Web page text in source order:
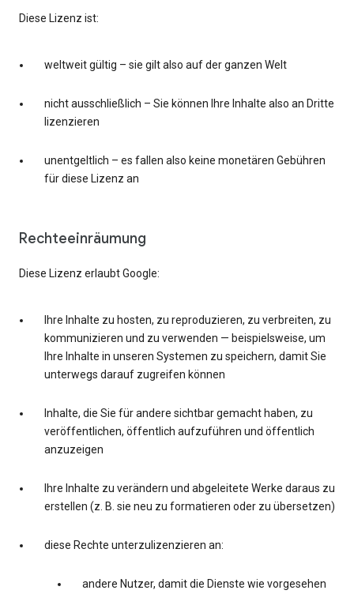
Diese Lizenz ist:
weltweit gültig – sie gilt also auf der ganzen Welt
nicht ausschließlich – Sie können Ihre Inhalte also an Dritte
lizenzieren
unentgeltlich – es fallen also keine monetären Gebühren
für diese Lizenz an
Rechteeinräumung
Diese Lizenz erlaubt Google:
Ihre Inhalte zu hosten, zu reproduzieren, zu verbreiten, zu
kommunizieren und zu verwenden — beispielsweise, um
Ihre Inhalte in unseren Systemen zu speichern, damit Sie
unterwegs darauf zugreifen können
Inhalte, die Sie für andere sichtbar gemacht haben, zu
veröffentlichen, öffentlich aufzuführen und öffentlich
anzuzeigen
Ihre Inhalte zu verändern und abgeleitete Werke daraus zu
erstellen (z. B. sie neu zu formatieren oder zu übersetzen)
diese Rechte unterzulizenzieren an:
andere Nutzer, damit die Dienste wie vorgesehen